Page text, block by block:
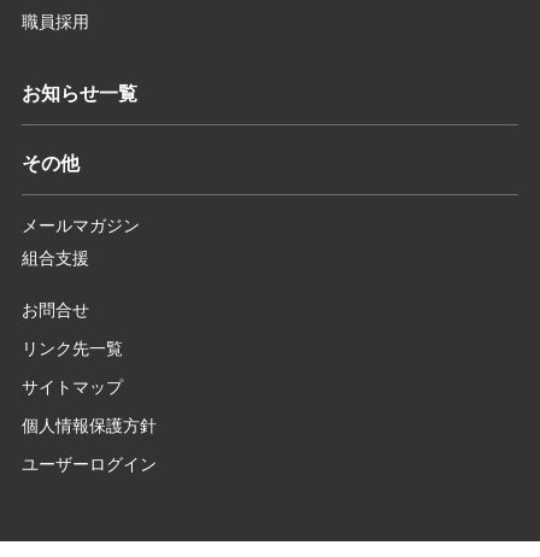
職員採用
お知らせ一覧
その他
メールマガジン
組合支援
お問合せ
リンク先一覧
サイトマップ
個人情報保護方針
ユーザーログイン